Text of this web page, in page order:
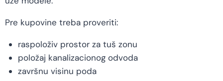
Pre kupovine treba proveriti:
raspoloživ prostor za tuš zonu
položaj kanalizacionog odvoda
završnu visinu poda